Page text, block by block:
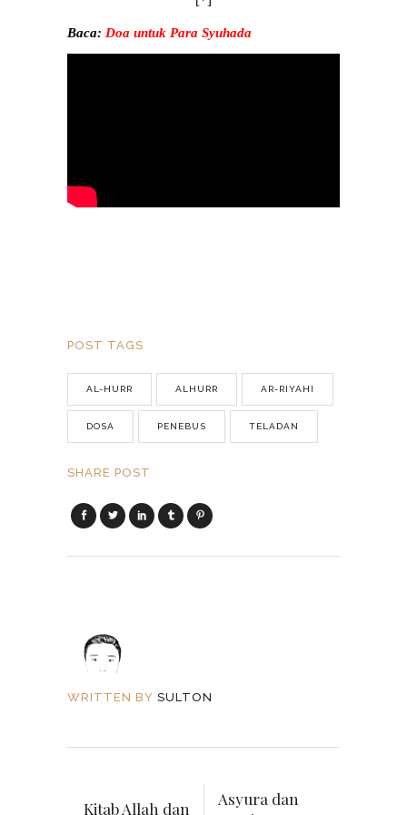
Baca: Doa untuk Para Syuhada
POST TAGS
AL-HURR ALHURR AR-RIYAHI
DOSA PENEBUS TELADAN
SHARE POST
WRITTEN BY SULTON
Kitab Allah dan
Asyura dan